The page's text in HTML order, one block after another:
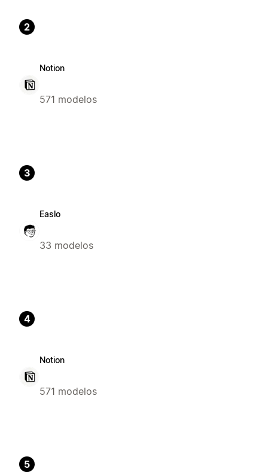
2
Notion
571 modelos
3
Easlo
33 modelos
4
Notion
571 modelos
5